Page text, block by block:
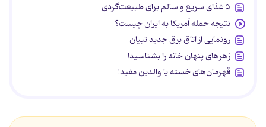
۵ غذای سریع و سالم برای طبیعت‌گردی
نتیجه حمله آمریکا به ایران چیست؟
رونمایی از اتاق برق جدید تبیان
زهرهای پنهان خانه را بشناسید!
قهرمان‌های خسته یا والدین مفید!